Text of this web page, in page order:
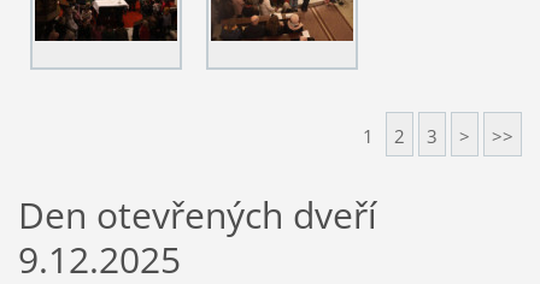
1 2 3 > >>
Den otevřených dveří
9.12.2025